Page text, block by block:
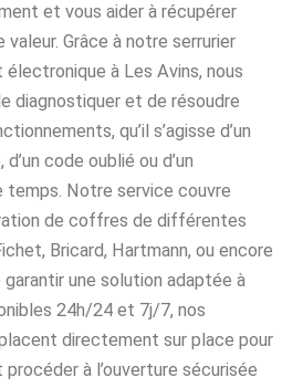
et vous aider à récupérer
valeur. Grâce à notre serrurier
à Les Avins, nous
diagnostiquer et de résoudre
qu’il s’agisse d’un
code oublié ou d’un
temps. Notre service couvre
de coffres de différentes
Bricard, Hartmann, ou encore
garantir une solution adaptée à
24h/24 et 7j/7, nos
directement sur place pour
à l’ouverture sécurisée